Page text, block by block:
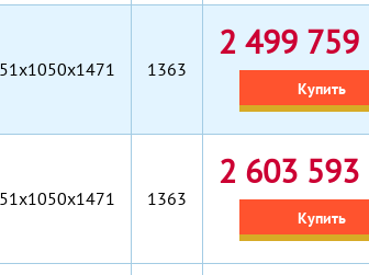
1363
2 499 759
Купить
1363
2 603 593
Купить